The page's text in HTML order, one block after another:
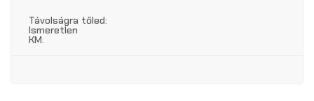
Távolságra tőled:
Ismeretlen
KM.